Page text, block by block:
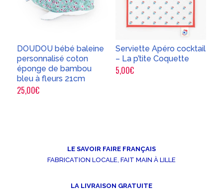
DOUDOU bébé baleine
personnalisé coton
éponge de bambou
bleu à fleurs 21cm
25,00€
Serviette Apéro cocktail
– La p’tite Coquette
5,00€
LE SAVOIR FAIRE FRANÇAIS
FABRICATION LOCALE, FAIT MAIN À LILLE
LA LIVRAISON GRATUITE